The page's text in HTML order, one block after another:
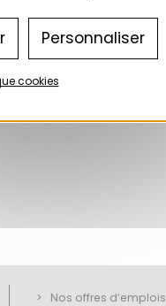
Nos offres d’emplois
Personnaliser
cookies